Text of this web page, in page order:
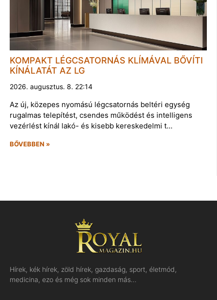
KOMPAKT LÉGCSATORNÁS KLÍMÁVAL BŐVÍTI
KÍNÁLATÁT AZ LG
2026. augusztus. 8. 22:14
Az új, közepes nyomású légcsatornás beltéri egység
rugalmas telepítést, csendes működést és intelligens
vezérlést kínál lakó- és kisebb kereskedelmi t…
BŐVEBBEN »
Hírek, kék hírek, zöld hírek, gazdaság, sport, életmód,
medicina, ezo és még sok minden más…